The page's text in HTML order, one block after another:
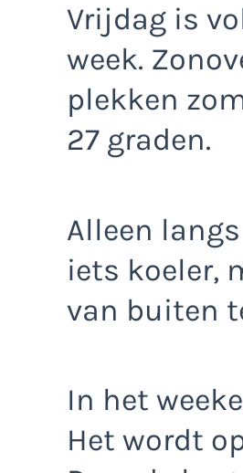
Vrijdag is
week.
plekken
27 graden.
Alleen
iets koeler,
van buiten
In het
Het wordt